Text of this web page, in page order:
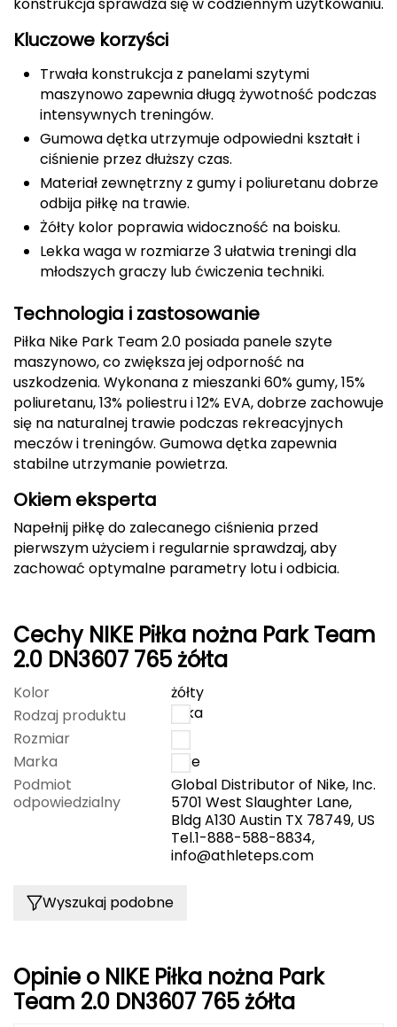
Ciele Athletics
Climbing Technology
Coleman
Columbia
Comodo
D
DUNLOP
Darn Tough
Deuter
Dolomite
E
EISBAR
ENERO CAMP
ENERO PRO
Elmer by Swany
Extremities
F
GSI Outdoors
Kluczowe korzyści
Trwała konstrukcja z panelami szytymi
maszynowo zapewnia długą żywotność podczas
intensywnych treningów.
Gumowa dętka utrzymuje odpowiedni kształt i
ciśnienie przez dłuższy czas.
Materiał zewnętrzny z gumy i poliuretanu dobrze
odbija piłkę na trawie.
Żółty kolor poprawia widoczność na boisku.
Lekka waga w rozmiarze 3 ułatwia treningi dla
młodszych graczy lub ćwiczenia techniki.
Technologia i zastosowanie
Piłka Nike Park Team 2.0 posiada panele szyte
maszynowo, co zwiększa jej odporność na
uszkodzenia. Wykonana z mieszanki 60% gumy, 15%
poliuretanu, 13% poliestru i 12% EVA, dobrze zachowuje
się na naturalnej trawie podczas rekreacyjnych
meczów i treningów. Gumowa dętka zapewnia
stabilne utrzymanie powietrza.
Okiem eksperta
Napełnij piłkę do zalecanego ciśnienia przed
pierwszym użyciem i regularnie sprawdzaj, aby
zachować optymalne parametry lotu i odbicia.
Cechy NIKE Piłka nożna Park Team
2.0 DN3607 765 żółta
Kolor
żółty
Rodzaj produktu
Piłka
Rozmiar
Marka
Nike
Podmiot
odpowiedzialny
Global Distributor of Nike, Inc.
5701 West Slaughter Lane,
Bldg A130 Austin TX 78749, US
Tel.1-888-588-8834,
info@athleteps.com
Wyszukaj podobne
Opinie o NIKE Piłka nożna Park
Team 2.0 DN3607 765 żółta